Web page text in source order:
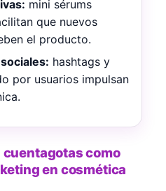
mini sérums
que nuevos
el producto.
hashtags y
por usuarios impulsan
cuentagotas como
en cosmética